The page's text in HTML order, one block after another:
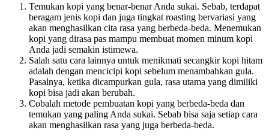
Temukan kopi yang benar-benar Anda sukai. Sebab, terdapat
beragam jenis kopi dan juga tingkat roasting bervariasi yang
akan menghasilkan cita rasa yang berbeda-beda. Menemukan
kopi yang dirasa pas mampu membuat momen minum kopi
Anda jadi semakin istimewa.
Salah satu cara lainnya untuk menikmati secangkir kopi hitam
adalah dengan mencicipi kopi sebelum menambahkan gula.
Pasalnya, ketika dicampurkan gula, rasa utama yang dimiliki
kopi bisa jadi akan berubah.
Cobalah metode pembuatan kopi yang berbeda-beda dan
temukan yang paling Anda sukai. Sebab bisa saja setiap cara
akan menghasilkan rasa yang juga berbeda-beda.